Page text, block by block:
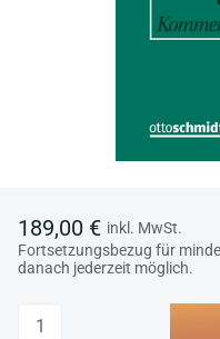
189,00 € inkl. MwSt.
Fortsetzungsbezug für
danach jederzeit möglich.
Anzahl